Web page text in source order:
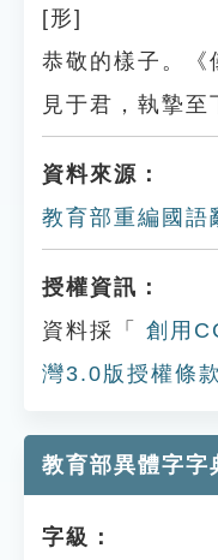
[形]
恭敬的樣子。《
見于君，執摯至
資料來源：
教育部重編國語
授權資訊：
資料採「
創用
灣3.0版授權條款
教育部異體字字
字級：